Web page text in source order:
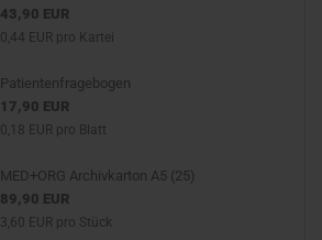
43,90 EUR
0,44 EUR pro Kartei
Patientenfragebogen
17,90 EUR
0,18 EUR pro Blatt
MED+ORG Archivkarton A5 (25)
89,90 EUR
3,60 EUR pro Stück